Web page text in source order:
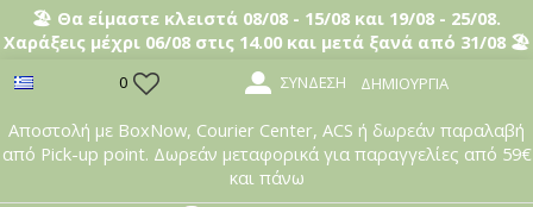
🏖️ Θα είμαστε κλειστά 08/08 - 15/08 και 19/08 - 25/08.
Χαράξεις μέχρι 06/08 στις 14.00 και μετά ξανά από 31/08 🏖️
0 ΣΎΝΔΕΣΗ ΔΗΜΙΟΥΡΓΊΑ
Αποστολή με BoxNow, Courier Center, ACS ή δωρεάν παραλαβή
από Pick-up point. Δωρεάν μεταφορικά για παραγγελίες από 59€
και πάνω